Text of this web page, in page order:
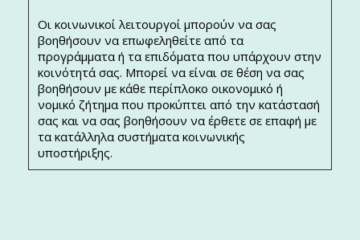
Οι κοινωνικοί λειτουργοί μπορούν να σας
βοηθήσουν να επωφεληθείτε από τα
προγράμματα ή τα επιδόματα που υπάρχουν στην
κοινότητά σας. Μπορεί να είναι σε θέση να σας
βοηθήσουν με κάθε περίπλοκο οικονομικό ή
νομικό ζήτημα που προκύπτει από την κατάστασή
σας και να σας βοηθήσουν να έρθετε σε επαφή με
τα κατάλληλα συστήματα κοινωνικής
υποστήριξης.